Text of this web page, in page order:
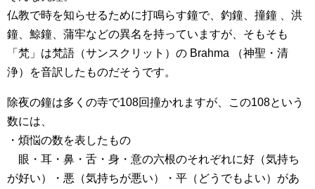
仏教で時を知らせるために打鳴らす鐘で、釣鐘、撞鐘 、洪
鐘、鯨鐘、蒲牢などの異名を持っていますが、そもそも
「梵」は梵語（サンスクリット）の Brahma （神聖・清
浄）を音訳したものだそうです。
除夜の鐘は多くの寺で108回撞かれますが、この108という
数には、
・煩悩の数を表したもの
眼・耳・鼻・舌・身・意の六根のそれぞれに好（気持ち
が好い）・悪（気持ちが悪い）・平（どうでもよい）があ